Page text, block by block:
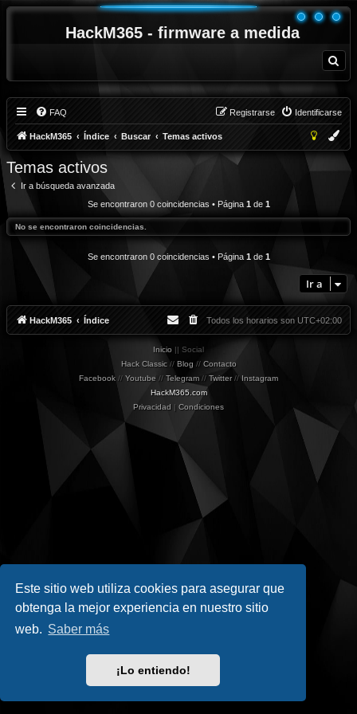
Este sitio web utiliza cookies para asegurar que
obtenga la mejor experiencia en nuestro sitio
web. Saber más
¡Lo entiendo!
HackM365 - firmware a medida
u
FAQ Identificarse
Registrarse
HackM365 Índice Buscar Temas activos
Temas activos
Ir a búsqueda avanzada
Se encontraron 0 coincidencias • Página 1 de 1
No se encontraron coincidencias.
Se encontraron 0 coincidencias • Página 1de 1
Ir a
HackM365 Índice Todos los horarios son UTC+02:00
Inicio || Social
Hack Classic// Blog // Contacto
Facebook // Youtube // Telegram // Twitter// Instagram
HackM365.com
Privacidad | Condiciones